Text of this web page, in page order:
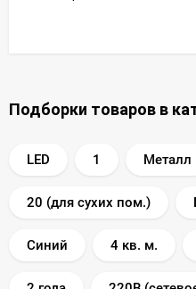
Подборки товаров в
LED 1 Металл
20 (для сухих пом.)
Синий 4 кв. м.